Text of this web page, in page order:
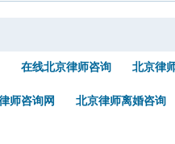
在线北京律师咨询 北京律
师咨询网 北京律师离婚咨询